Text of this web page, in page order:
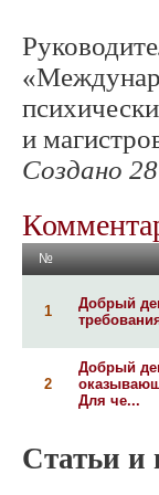
и
Создано
№
1
Добрый
2
Добрый
Для че...
Статьи и